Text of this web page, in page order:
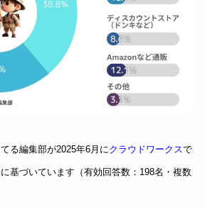
る編集部が2025年6月にクラウドワークスで
基づいています（有効回答数：198名・複数